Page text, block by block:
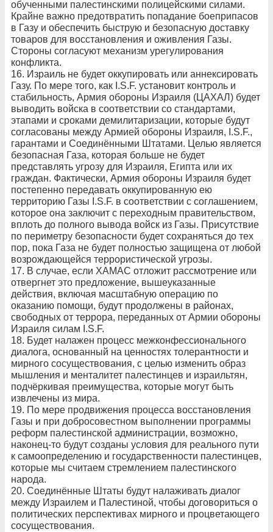
обученными палестинскими полицейскими силами.
Крайне важно предотвратить попадание боеприпасов
в Газу и обеспечить быструю и безопасную доставку
товаров для восстановления и оживления Газы.
Стороны согласуют механизм урегулирования
конфликта.
16. Израиль не будет оккупировать или аннексировать
Газу. По мере того, как I.S.F. установит контроль и
стабильность, Армия обороны Израиля (ЦАХАЛ) будет
выводить войска в соответствии со стандартами,
этапами и сроками демилитаризации, которые будут
согласованы между Армией обороны Израиля, I.S.F.,
гарантами и Соединёнными Штатами. Целью является
безопасная Газа, которая больше не будет
представлять угрозу для Израиля, Египта или их
граждан. Фактически, Армия обороны Израиля будет
постепенно передавать оккупированную ею
территорию Газы I.S.F. в соответствии с соглашением,
которое она заключит с переходным правительством,
вплоть до полного вывода войск из Газы. Присутствие
по периметру безопасности будет сохраняться до тех
пор, пока Газа не будет полностью защищена от любой
возрождающейся террористической угрозы.
17. В случае, если ХАМАС отложит рассмотрение или
отвергнет это предложение, вышеуказанные
действия, включая масштабную операцию по
оказанию помощи, будут продолжены в районах,
свободных от террора, переданных от Армии обороны
Израиля силам I.S.F.
18. Будет налажен процесс межконфессионального
диалога, основанный на ценностях толерантности и
мирного сосуществования, с целью изменить образ
мышления и менталитет палестинцев и израильтян,
подчёркивая преимущества, которые могут быть
извлечены из мира.
19. По мере продвижения процесса восстановления
Газы и при добросовестном выполнении программы
реформ палестинской администрации, возможно,
наконец-то будут созданы условия для реального пути
к самоопределению и государственности палестинцев,
которые мы считаем стремлением палестинского
народа.
20. Соединённые Штаты будут налаживать диалог
между Израилем и Палестиной, чтобы договориться о
политических перспективах мирного и процветающего
сосуществования.